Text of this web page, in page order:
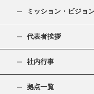
ミッション・ビジョ
代表者挨拶
社内行事
拠点一覧